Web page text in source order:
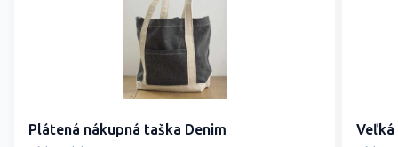
Plátená nákupná taška Denim Veľká